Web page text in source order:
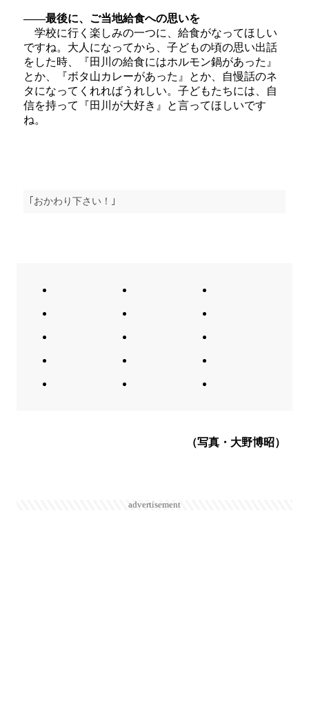
――最後に、ご当地給食への思いを
学校に行く楽しみの一つに、給食がなってほしい
ですね。大人になってから、子どもの頃の思い出話
をした時、『田川の給食にはホルモン鍋があった』
とか、『ボタ山カレーがあった』とか、自慢話のネ
タになってくれればうれしい。子どもたちには、自
信を持って『田川が大好き』と言ってほしいです
ね。
｢おかわり下さい！｣
（写真・大野博昭）
advertisement